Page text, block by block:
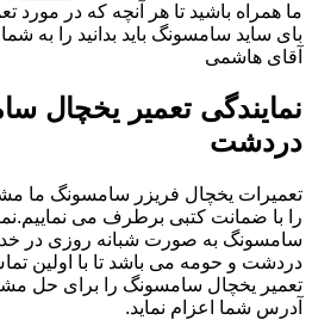
ما همراه باشید تا هر آنچه که در مورد
آقای هاشمی
نمایندگی تعمیر یخچال
دردشت
تعمیرات یخچال فریزر سامسونگ ما
را با ضمانت کتبی برطرف می
سامسونگ به صورت شبانه روزی در
دردشت و حومه می باشد تا با اولین
تعمیر یخچال سامسونگ را برای حل
آدرس شما اعزام نماید.